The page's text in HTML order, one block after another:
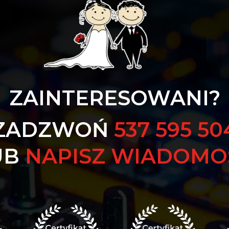
ZAINTERESOWANI?
537 595
NAPISZ